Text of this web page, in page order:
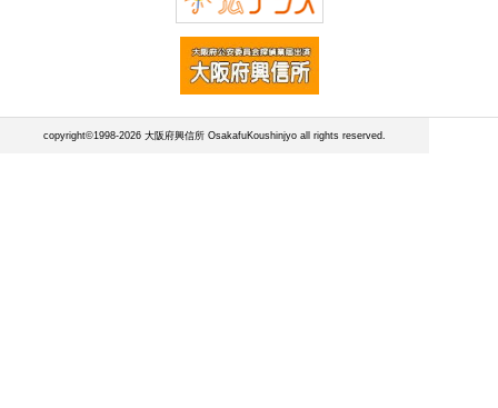
copyright©1998-2026 大阪府興信所 OsakafuKoushinjyo all rights reserved.